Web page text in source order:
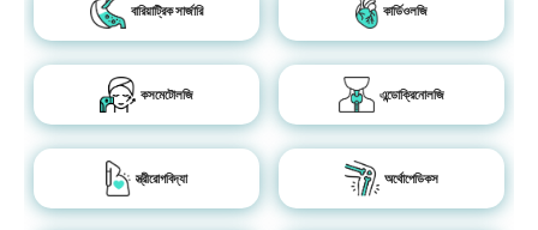
বারিয়াট্রিক সার্জারি কার্ডিওলজি
কসমেটোলজি এন্ডোক্রিনোলজি
স্ত্রীরোগবিদ্যা অর্থোপেডিকস